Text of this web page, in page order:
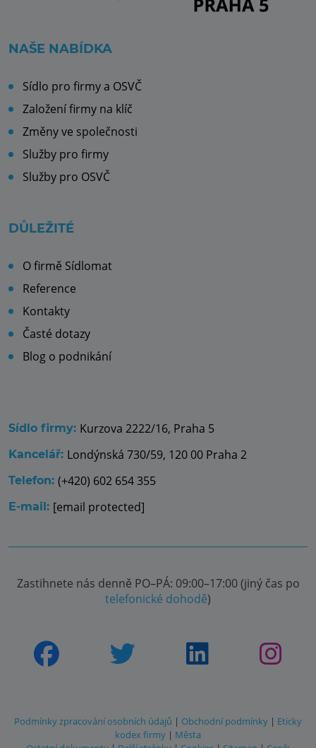
NAŠE NABÍDKA
Sídlo pro firmy a OSVČ
Založení firmy na klíč
Změny ve společnosti
Služby pro firmy
Služby pro OSVČ
DŮLEŽITÉ
O firmě Sídlomat
Reference
Kontakty
Časté dotazy
Blog o podnikání
Sídlo firmy: Kurzova 2222/16, Praha 5
Kancelář: Londýnská 730/59, 120 00 Praha 2
Telefon: (+420) 602 654 355
E-mail: [email protected]
Zastihnete nás denně PO–PÁ: 09:00–17:00 (jiný čas po
telefonické dohodě)
Podmínky zpracování osobních údajů | Obchodní podmínky | Eticky
kodex firmy | Města